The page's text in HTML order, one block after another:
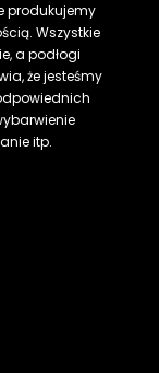
produkujemy
Wszystkie
a podłogi
że jesteśmy
itp.